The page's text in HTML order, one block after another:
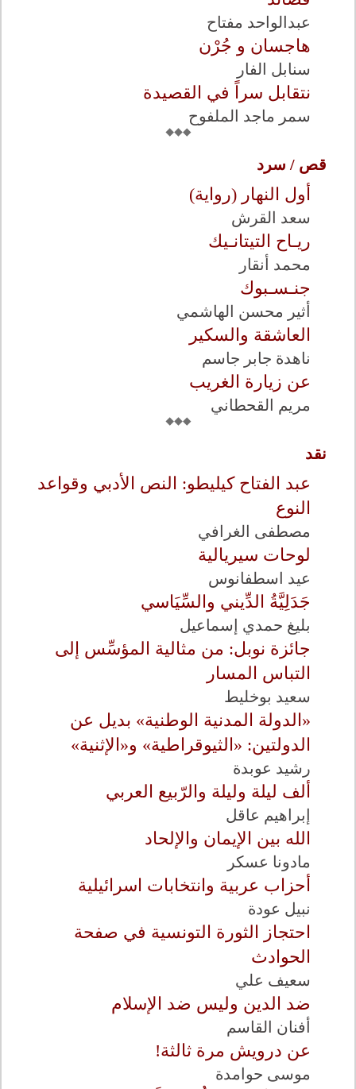
عبدالواحد مفتاح
هاجسان و جُرْن
سنابل الفار
نتقابل سراً في القصيدة
سمر ماجد الملفوح
قص / سرد
أول النهار (رواية)
سعد القرش
ريـاح التيتانـيك
محمد أنقار
جنـسـبوك
أثير محسن الهاشمي
العاشقة والسكير
ناهدة جابر جاسم
عن زيارة الغريب
مريم القحطاني
نقد
عبد الفتاح كيليطو: النص الأدبي وقواعد
النوع
مصطفى الغرافي
لوحات سيريالية
عيد اسطفانوس
جَدَلِيَّةُ الدِّيني والسِّيَاسي
بليغ حمدي إسماعيل
جائزة نوبل: من مثالية المؤسِّس إلى
التباس المسار
سعيد بوخليط
«الدولة المدنية الوطنية» بديل عن
الدولتين: «الثيوقراطية» و«الإثنية»
رشيد عوبدة
ألف ليلة وليلة والرّبيع العربي
إبراهيم عاقل
الله بين الإيمان والإلحاد
مادونا عسكر
أحزاب عربية وانتخابات اسرائيلية
نبيل عودة
احتجاز الثورة التونسية في صفحة
الحوادث
سعيف علي
ضد الدين وليس ضد الإسلام
أفنان القاسم
عن درويش مرة ثالثة!
موسى حوامدة